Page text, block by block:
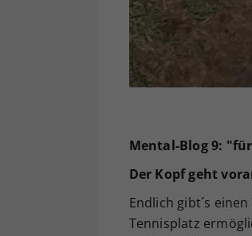
Mental-Blog 9:
Der Kopf geht
Endlich gibt´s
Tennisplatz